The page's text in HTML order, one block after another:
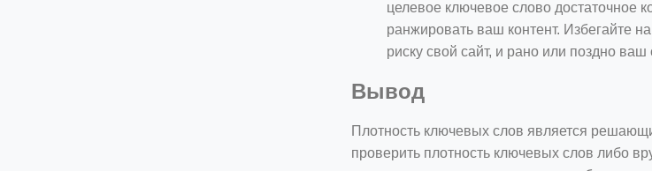
целевое ключевое слово достаточное
ранжировать ваш контент. Избегайте
риску свой сайт, и рано или поздно
Вывод
Плотность ключевых слов является
проверить плотность ключевых слов либо